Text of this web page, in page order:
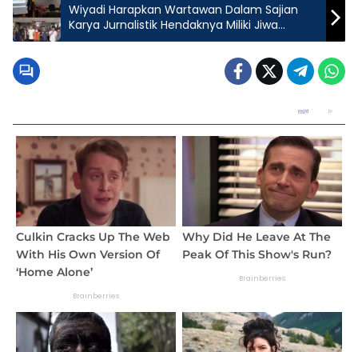
Wiyadi Harapkan Wartawan Dalam Sajian
Karya Jurnalistik Hendaknya Miliki Jiwa
Merdeka, Tidak Terpengaruh Intervensi